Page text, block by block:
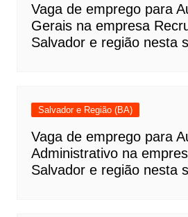
Vaga de emprego para
Gerais na empresa
Salvador e região nesta
Salvador e Região (BA)
Vaga de emprego para
Administrativo na
Salvador e região nesta